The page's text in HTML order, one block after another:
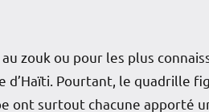
zouk ou pour les plus
d’Haïti. Pourtant, le quadrille
ont surtout chacune apporté